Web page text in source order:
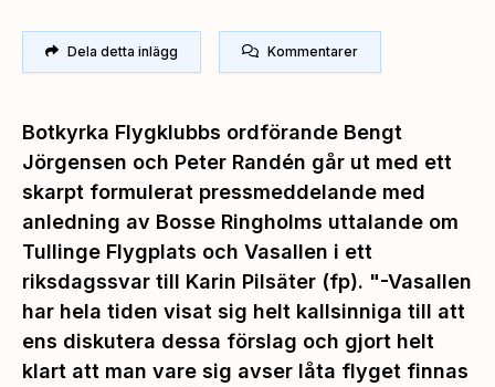
Dela detta inlägg Kommentarer
Botkyrka Flygklubbs ordförande Bengt
Jörgensen och Peter Randén går ut med ett
skarpt formulerat pressmeddelande med
anledning av Bosse Ringholms uttalande om
Tullinge Flygplats och Vasallen i ett
riksdagssvar till Karin Pilsäter (fp). "-Vasallen
har hela tiden visat sig helt kallsinniga till att
ens diskutera dessa förslag och gjort helt
klart att man vare sig avser låta flyget finnas